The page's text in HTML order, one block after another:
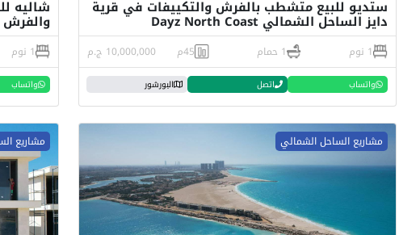
ستديو للبيع متشطب بالفرش والتكييفات في قرية
دايز الساحل الشمالي Dayz North Coast
1 نوم 1 حمام 45م 10,000,000 ج.م
واتساب اتصل البورشور
والفرش في
1 نوم
واتساب
مشاريع الساحل الشمالي مشاريع